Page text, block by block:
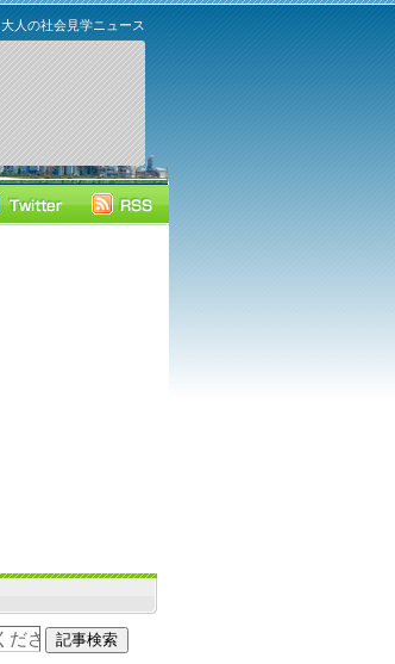
人の社会見学ニュース